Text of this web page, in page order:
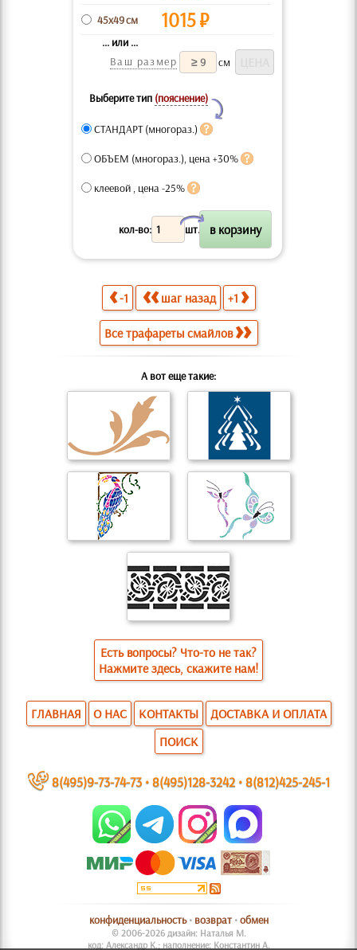
45x49 см 1015₽
... или ...
Ваш размер
см
Выберите тип (пояснение)
Y
СТАНДАРТ (многораз.)
ОБЪЕМ (многораз.), цена +30%
клеевой , цена -25%
кол-во: шт.
X
-1 шаг назад +1
Все трафареты смайлов
А вот еще такие:
Есть вопросы? Что-то не так?
Нажмите здесь, скажите нам!
ГЛАВНАЯ О НАС КОНТАКТЫ
ДОСТАВКА И ОПЛАТА
ПОИСК
~ 8(495)9-73-74-73•8(495)128-3242•8(812)425-245-1
конфиденциальность• возврат•обмен
© 2006-2026 дизайн: Наталья М.
код: Александр К.; наполнение: Константин А.